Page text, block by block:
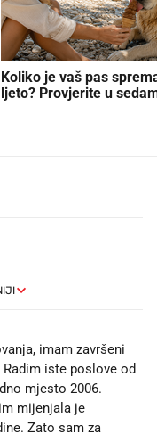
Koliko je vaš pas
ljeto? Provjerite u
imam završeni
iste poslove od
mjesto 2006.
mijenjala je
Zato sam za